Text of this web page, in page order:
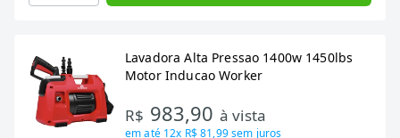
Lavadora Alta Pressao 1400w 1450lbs
Motor Inducao Worker
R$ 983,90 à vista
em até 12x R$ 81,99sem juros